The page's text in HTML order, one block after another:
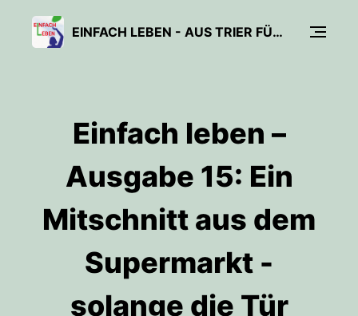
EINFACH LEBEN - AUS TRIER FÜR ALLE
Einfach leben –
Ausgabe 15: Ein
Mitschnitt aus dem
Supermarkt -
solange die Tür